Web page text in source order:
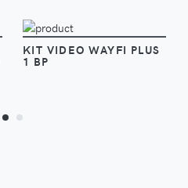
KIT VIDEO WAYFI PLUS
1 BP